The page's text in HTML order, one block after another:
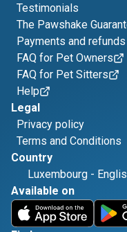
Testimonials
The Pawshake
Payments and refunds
FAQ for Pet Owners
FAQ for Pet Sitters
Help
Legal
Privacy policy
Terms and Conditions
Country
Luxembourg -
Available on